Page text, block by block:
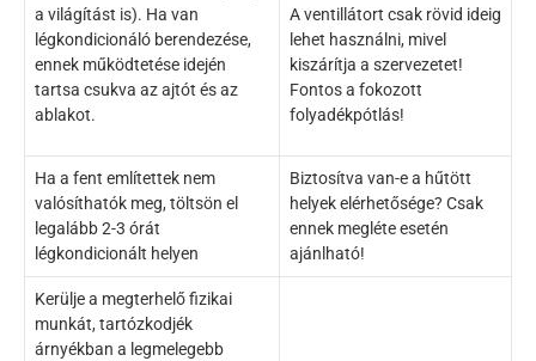
a világítást is). Ha van
légkondicionáló berendezése,
ennek működtetése idején
tartsa csukva az ajtót és az
ablakot.
A ventillátort csak rövid ideig
lehet használni, mivel
kiszárítja a szervezetet!
Fontos a fokozott
folyadékpótlás!
Ha a fent említettek nem
valósíthatók meg, töltsön el
legalább 2-3 órát
légkondicionált helyen
Biztosítva van-e a hűtött
helyek elérhetősége? Csak
ennek megléte esetén
ajánlható!
Kerülje a megterhelő fizikai
munkát, tartózkodjék
árnyékban a legmelegebb